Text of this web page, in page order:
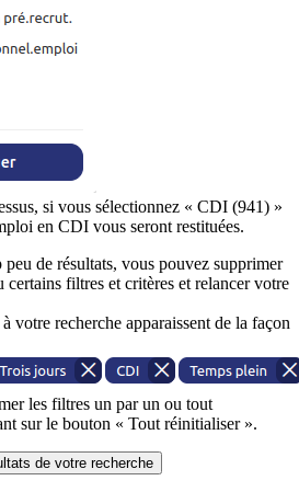
si vous sélectionnez « CDI (941) »
en CDI vous seront restituées.
de résultats, vous pouvez supprimer
certains filtres et critères et relancer votre
votre recherche apparaissent de la façon
les filtres un par un ou tout
sur le bouton « Tout réinitialiser ».
de votre recherche